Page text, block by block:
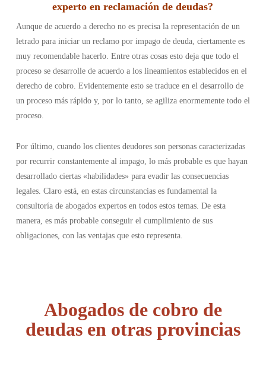
experto en reclamación de deudas?
Aunque de acuerdo a derecho no es precisa la representación de un
letrado para iniciar un reclamo por impago de deuda, ciertamente es
muy recomendable hacerlo. Entre otras cosas esto deja que todo el
proceso se desarrolle de acuerdo a los lineamientos establecidos en el
derecho de cobro. Evidentemente esto se traduce en el desarrollo de
un proceso más rápido y, por lo tanto, se agiliza enormemente todo el
proceso.
Por último, cuando los clientes deudores son personas caracterizadas
por recurrir constantemente al impago, lo más probable es que hayan
desarrollado ciertas «habilidades» para evadir las consecuencias
legales. Claro está, en estas circunstancias es fundamental la
consultoría de abogados expertos en todos estos temas. De esta
manera, es más probable conseguir el cumplimiento de sus
obligaciones, con las ventajas que esto representa.
Abogados de cobro de
deudas en otras provincias